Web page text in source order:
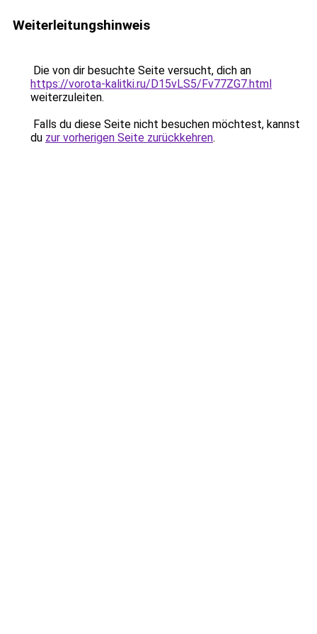
Weiterleitungshinweis
Die von dir besuchte Seite versucht, dich an
https://vorota-kalitki.ru/D15vLS5/Fv77ZG7.html
weiterzuleiten.
Falls du diese Seite nicht besuchen möchtest, kannst
du zur vorherigen Seite zurückkehren.